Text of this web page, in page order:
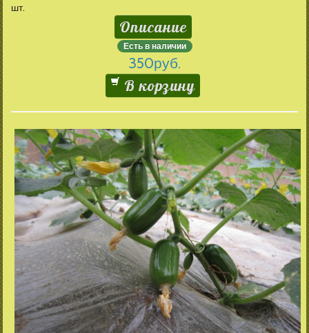
шт.
Описание
Есть в наличии
350руб.
В корзину